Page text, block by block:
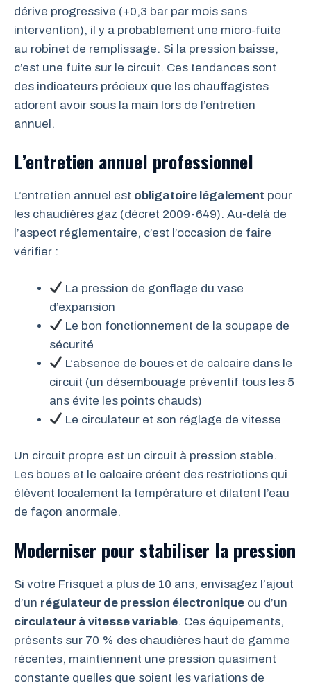
dérive progressive (+0,3 bar par mois sans
intervention), il y a probablement une micro-fuite
au robinet de remplissage. Si la pression baisse,
c’est une fuite sur le circuit. Ces tendances sont
des indicateurs précieux que les chauffagistes
adorent avoir sous la main lors de l’entretien
annuel.
L’entretien annuel professionnel
L’entretien annuel est obligatoire légalement pour
les chaudières gaz (décret 2009-649). Au-delà de
l’aspect réglementaire, c’est l’occasion de faire
vérifier :
La pression de gonflage du vase
d’expansion
Le bon fonctionnement de la soupape de
sécurité
L’absence de boues et de calcaire dans le
circuit (un désembouage préventif tous les 5
ans évite les points chauds)
Le circulateur et son réglage de vitesse
Un circuit propre est un circuit à pression stable.
Les boues et le calcaire créent des restrictions qui
élèvent localement la température et dilatent l’eau
de façon anormale.
Moderniser pour stabiliser la pression
Si votre Frisquet a plus de 10 ans, envisagez l’ajout
d’un régulateur de pression électronique ou d’un
circulateur à vitesse variable. Ces équipements,
présents sur 70 % des chaudières haut de gamme
récentes, maintiennent une pression quasiment
constante quelles que soient les variations de